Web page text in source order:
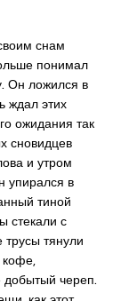
снам
понимал
Он ложился в
ждал этих
ожидания так
сновидцев
и утром
упирался в
тиной
стекали с
тянули
кофе,
добытый череп.